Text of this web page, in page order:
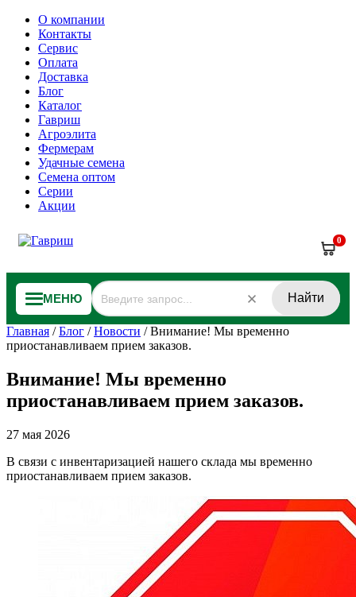
О компании
Контакты
Сервис
Оплата
Доставка
Блог
Каталог
Гавриш
Агроэлита
Фермерам
Удачные семена
Семена оптом
Серии
Акции
0
МЕНЮ Найти
Главная /Блог /Новости /Внимание! Мы временно
приостанавливаем прием заказов.
Внимание! Мы временно
приостанавливаем прием заказов.
27 мая 2026
В связи с инвентаризацией нашего склада мы временно
приостанавливаем прием заказов.